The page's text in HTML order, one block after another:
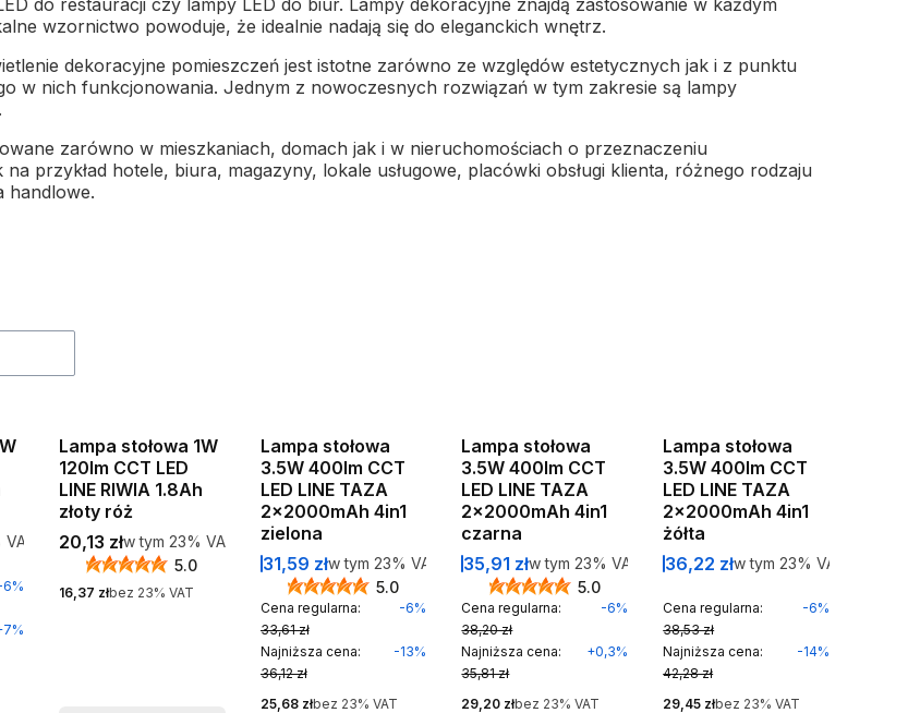
do restauracji czy lampy LED do biur. Lampy dekoracyjne znajdą zastosowanie w każdym
wzornictwo powoduje, że idealnie nadają się do eleganckich wnętrz.
dekoracyjne pomieszczeń jest istotne zarówno ze względów estetycznych jak i z punktu
w nich funkcjonowania. Jednym z nowoczesnych rozwiązań w tym zakresie są lampy
zarówno w mieszkaniach, domach jak i w nieruchomościach o przeznaczeniu
przykład hotele, biura, magazyny, lokale usługowe, placówki obsługi klienta, różnego rodzaju
handlowe.
brutto
VAT
6%
Lampa stołowa 1W
120lm CCT LED
LINE RIWIA 1.8Ah
złoty róż
Cena brutto
20,13 złw tym %s VAT
w tym 23% VAT
5.0
Cena netto
16,37 złbez 23% VAT
Okazja
Lampa stołowa
3.5W 400lm CCT
LED LINE TAZA
2x2000mAh 4in1
zielona
Cena promocyjna brutto
31,59 złw tym %s VAT
w tym 23% VAT
5.0
Cena regularna:
33,61 zł
-6%
Najniższa cena:
36,12 zł
-13%
Cena netto
25,68 złbez 23% VAT
Okazja
Bestseller
Lampa stołowa
3.5W 400lm CCT
LED LINE TAZA
2x2000mAh 4in1
czarna
Cena promocyjna brutto
35,91 złw tym %s VAT
w tym 23% VAT
5.0
Cena regularna:
38,20 zł
-6%
Najniższa cena:
35,81 zł
+0,3%
Cena netto
29,20 złbez 23% VAT
Okazja
Bestseller
Lampa stołowa
3.5W 400lm CCT
LED LINE TAZA
2x2000mAh 4in1
żółta
Cena promocyjna brutto
36,22 złw tym %s VAT
w tym 23% VAT
Cena regularna:
38,53 zł
-6%
Najniższa cena:
42,28 zł
-14%
Cena netto
29,45 złbez 23% VAT